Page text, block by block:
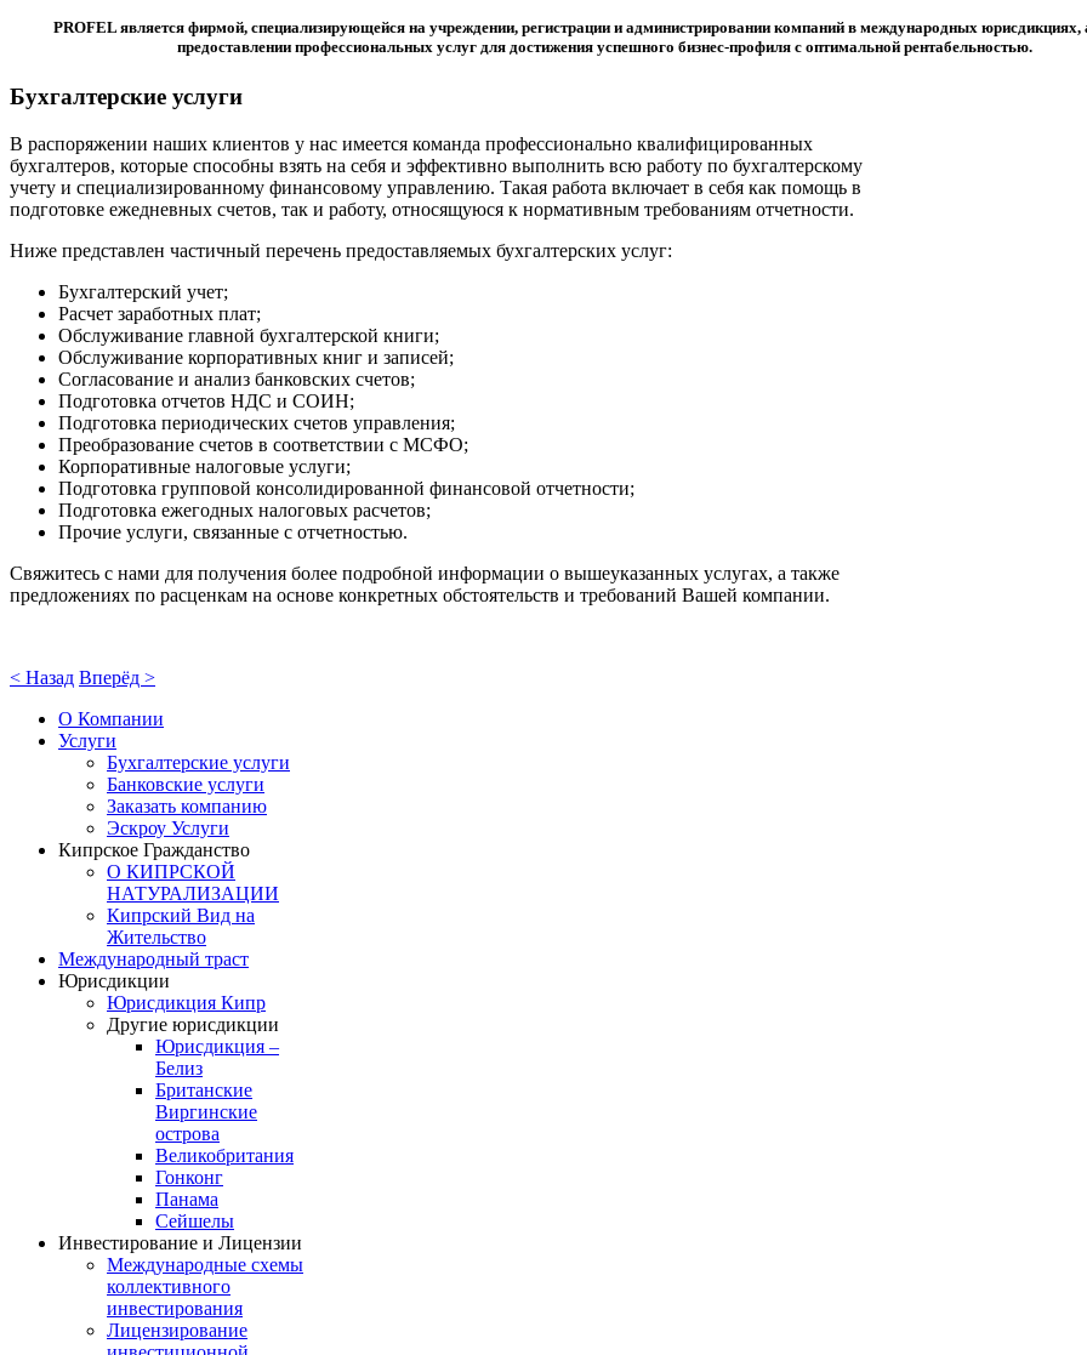
PROFEL является фирмой, специализирующейся на учреждении, регистрации и администрировании компаний в международных юрисдикциях,
предоставлении профессиональных услуг для достижения успешного бизнес-профиля с оптимальной рентабельностью.
Бухгалтерские услуги
В распоряжении наших клиентов у нас имеется команда профессионально квалифицированных
бухгалтеров, которые способны взять на себя и эффективно выполнить всю работу по бухгалтерскому
учету и специализированному финансовому управлению. Такая работа включает в себя как помощь в
подготовке ежедневных счетов, так и работу, относящуюся к нормативным требованиям отчетности.
Ниже представлен частичный перечень предоставляемых бухгалтерских услуг:
Бухгалтерский учет;
Расчет заработных плат;
Обслуживание главной бухгалтерской книги;
Обслуживание корпоративных книг и записей;
Согласование и анализ банковских счетов;
Подготовка отчетов НДС и СОИН;
Подготовка периодических счетов управления;
Преобразование счетов в соответствии с МСФО;
Корпоративные налоговые услуги;
Подготовка групповой консолидированной финансовой отчетности;
Подготовка ежегодных налоговых расчетов;
Прочие услуги, связанные с отчетностью.
Свяжитесь с нами для получения более подробной информации о вышеуказанных услугах, а также
предложениях по расценкам на основе конкретных обстоятельств и требований Вашей компании.
< Назад Вперёд >
О Компании
Услуги
Бухгалтерские услуги
Банковские услуги
Заказать компанию
Эскроу Услуги
Кипрское Гражданство
О КИПРСКОЙ
НАТУРАЛИЗАЦИИ
Кипрский Вид на
Жительство
Международный траст
Юрисдикции
Юрисдикция Кипр
Другие юрисдикции
Юрисдикция –
Белиз
Британские
Виргинские
острова
Великобритания
Гонконг
Панама
Сейшелы
Инвестирование и Лицензии
Международные схемы
коллективного
инвестирования
Лицензирование